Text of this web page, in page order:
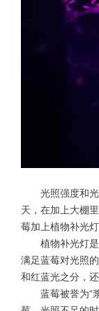
光照强度和
天，在加上大棚
莓加上植物补光
植物补光灯
满足蓝莓对光照
和红蓝光之分，
蓝莓被誉为“